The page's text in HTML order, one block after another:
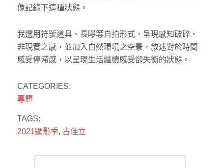
像記錄下這種狀態。
我選用符號道具、長曝等自拍形式，呈現感知破碎、
非現實之感，並加入自然環境之空景，敘述對於時間
感受停滯感，以呈現生活繼續感受卻失衡的狀態。
CATEGORIES:
專題
TAGS:
2021顯影季, 古佳立